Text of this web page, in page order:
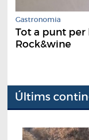
Gastronomia
Tot a punt per
Rock&wine
Últims